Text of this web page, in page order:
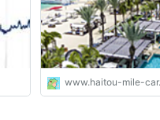
www.haitou-mile-